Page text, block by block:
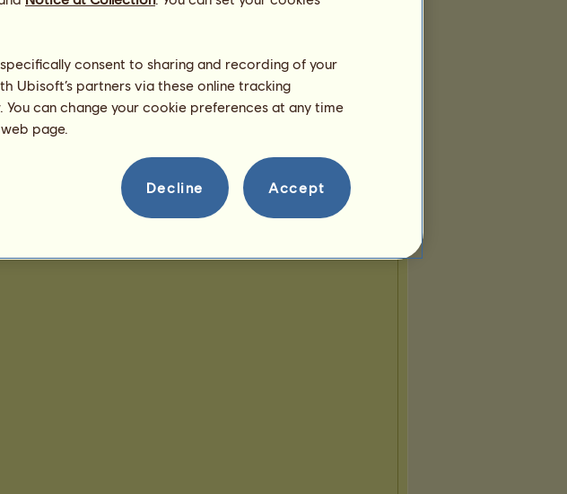
consent to sharing and recording of your
Ubisoft’s partners via these online tracking
can change your cookie preferences at any time
page.
Decline Accept